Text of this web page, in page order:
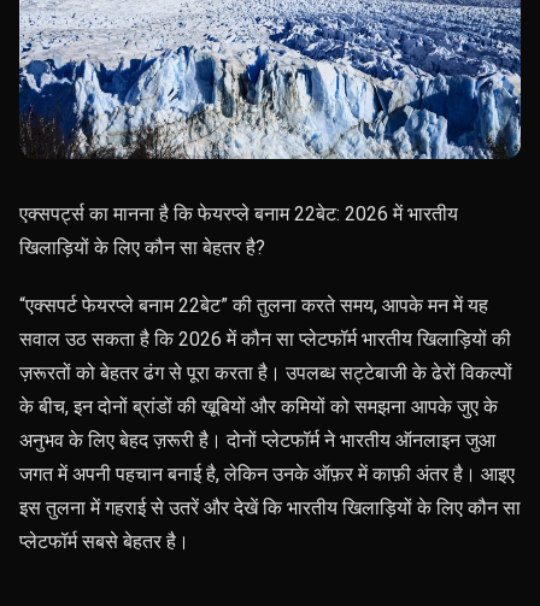
एक्सपर्ट्स का मानना ​​है कि फेयरप्ले बनाम 22बेट: 2026 में भारतीय
खिलाड़ियों के लिए कौन सा बेहतर है?
“एक्सपर्ट फेयरप्ले बनाम 22बेट” की तुलना करते समय, आपके मन में यह
सवाल उठ सकता है कि 2026 में कौन सा प्लेटफॉर्म भारतीय खिलाड़ियों की
ज़रूरतों को बेहतर ढंग से पूरा करता है। उपलब्ध सट्टेबाजी के ढेरों विकल्पों
के बीच, इन दोनों ब्रांडों की खूबियों और कमियों को समझना आपके जुए के
अनुभव के लिए बेहद ज़रूरी है। दोनों प्लेटफॉर्म ने भारतीय ऑनलाइन जुआ
जगत में अपनी पहचान बनाई है, लेकिन उनके ऑफ़र में काफ़ी अंतर है। आइए
इस तुलना में गहराई से उतरें और देखें कि भारतीय खिलाड़ियों के लिए कौन सा
प्लेटफॉर्म सबसे बेहतर है।